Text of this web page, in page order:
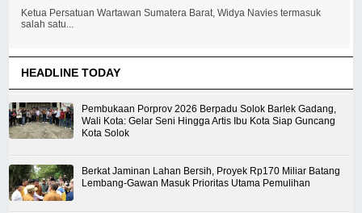
Ketua Persatuan Wartawan Sumatera Barat, Widya Navies termasuk
salah satu...
HEADLINE TODAY
Pembukaan Porprov 2026 Berpadu Solok Barlek Gadang,
Wali Kota: Gelar Seni Hingga Artis Ibu Kota Siap Guncang
Kota Solok
Berkat Jaminan Lahan Bersih, Proyek Rp170 Miliar Batang
Lembang-Gawan Masuk Prioritas Utama Pemulihan